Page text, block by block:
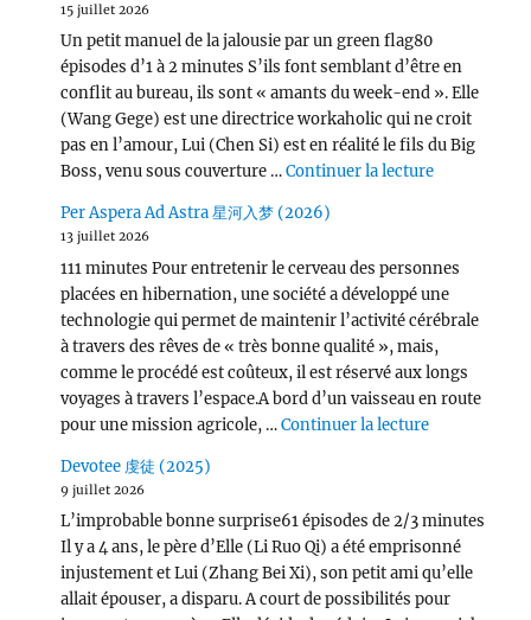
15 juillet 2026
Un petit manuel de la jalousie par un green flag80
épisodes d’1 à 2 minutes S’ils font semblant d’être en
conflit au bureau, ils sont « amants du week-end ». Elle
(Wang Gege) est une directrice workaholic qui ne croit
pas en l’amour, Lui (Chen Si) est en réalité le fils du Big
Boss, venu sous couverture …Continuer la lecturede « Victory
Per Aspera Ad Astra 星河入梦 (2026)
13 juillet 2026
111 minutes Pour entretenir le cerveau des personnes
placées en hibernation, une société a développé une
technologie qui permet de maintenir l’activité cérébrale
à travers des rêves de « très bonne qualité », mais,
comme le procédé est coûteux, il est réservé aux longs
voyages à travers l’espace.A bord d’un vaisseau en route
pour une mission agricole, …Continuer la lecturede « Per
Devotee 虔徒 (2025)
9 juillet 2026
L’improbable bonne surprise61 épisodes de 2/3 minutes
Il y a 4 ans, le père d’Elle (Li Ruo Qi) a été emprisonné
injustement et Lui (Zhang Bei Xi), son petit ami qu’elle
allait épouser, a disparu. A court de possibilités pour